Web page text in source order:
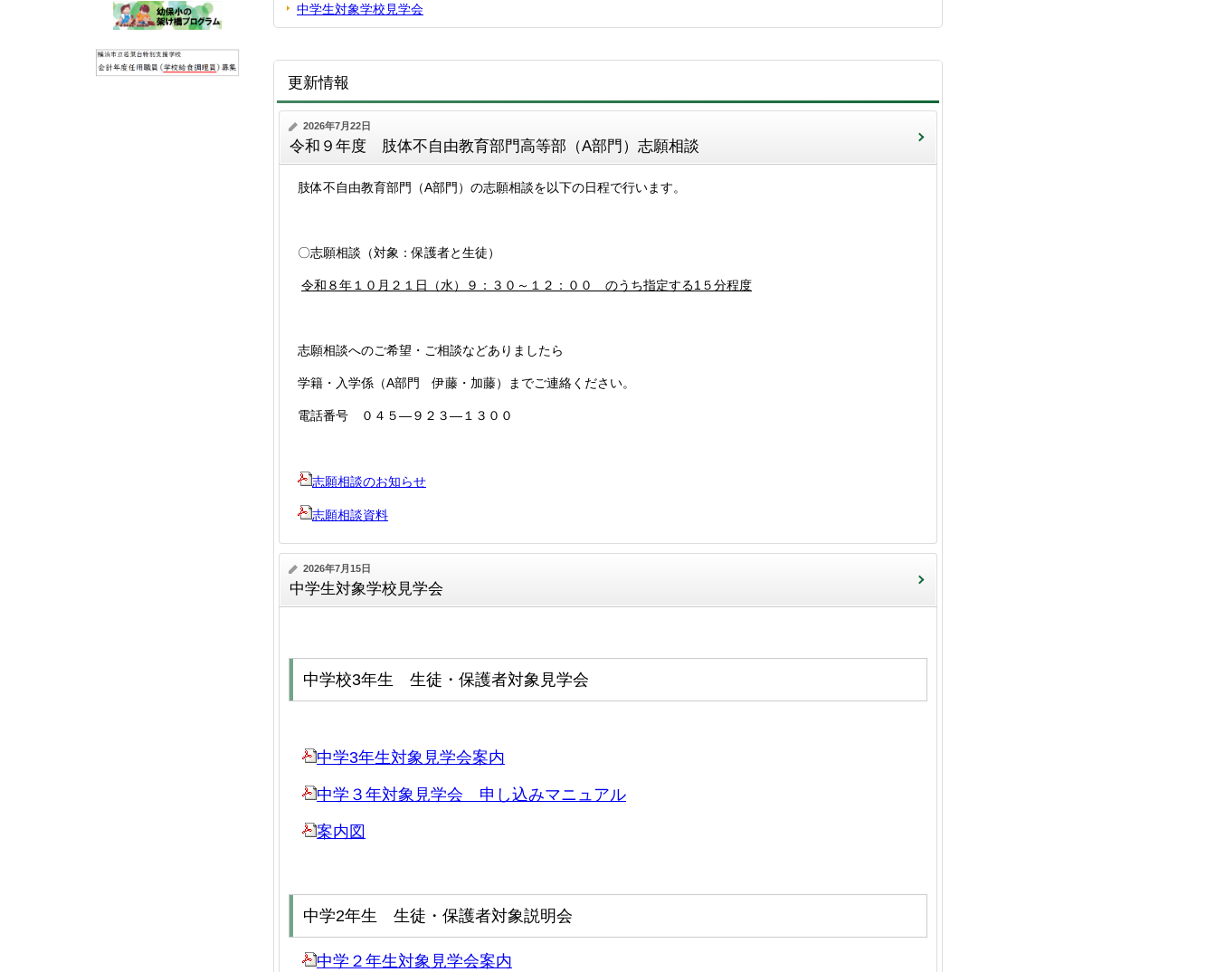
中学生対象学校見学会
更新情報
2026年7月22日
令和９年度 肢体不自由教育部門高等部（A部門）志願相談
肢体不自由教育部門（A部門）の志願相談を以下の日程で行います。
〇志願相談（対象：保護者と生徒）
令和８年１０月２１日（水）９：３０～１２：００ のうち指定する1５分程度
志願相談へのご希望・ご相談などありましたら
学籍・入学係（A部門 伊藤・加藤）までご連絡ください。
電話番号 ０４５―９２３―１３００
志願相談のお知らせ
志願相談資料
2026年7月15日
中学生対象学校見学会
中学校3年生 生徒・保護者対象見学会
中学3年生対象見学会案内
中学３年対象見学会 申し込みマニュアル
案内図
中学2年生 生徒・保護者対象説明会
中学２年生対象見学会案内